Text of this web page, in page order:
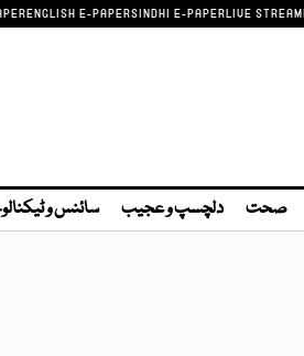
ENGLISH E-PAPERSINDHI E-PAPERLIVE
صحت دلچسپ و عجیب سائنس و